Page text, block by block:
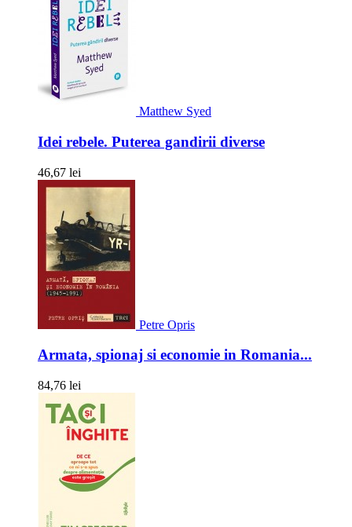
Matthew Syed
Idei rebele. Puterea gandirii diverse
46,67 lei
Petre Opris
Armata, spionaj si economie in Romania...
84,76 lei